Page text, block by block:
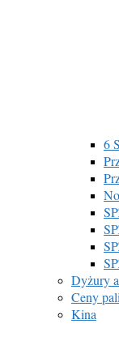
6
Dyżury
Ceny
Kina